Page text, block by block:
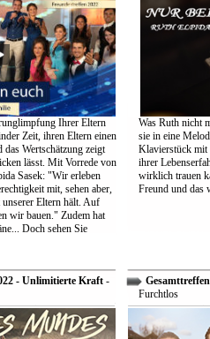
Ihrer Eltern
Zeit, ihren Eltern einen
Wertschätzung zeigt
lässt. Mit Vorrede von
Sasek: "Wir erleben
mit, sehen aber,
Eltern hält. Auf
wir bauen." Zudem hat
Doch sehen Sie
Was Ruth nicht
sie in eine
Klavierstück mit
ihrer
wirklich trauen
Freund und das
- Unlimitierte Kraft -
Furchtlos